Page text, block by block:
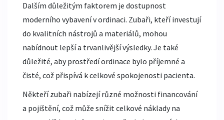
Dalším důležitým faktorem je dostupnost
moderního vybavení v ordinaci. Zubaři, kteří investují
do kvalitních nástrojů a materiálů, mohou
nabídnout lepší a trvanlivější výsledky. Je také
důležité, aby prostředí ordinace bylo příjemné a
čisté, což přispívá k celkové spokojenosti pacienta.
Někteří zubaři nabízejí různé možnosti financování
a pojištění, což může snížit celkové náklady na